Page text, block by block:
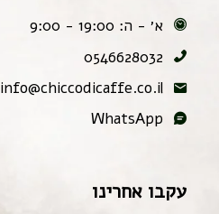
א׳ - ה: 19:00 - 9:00
0546628032
info@chiccodicaffe.co.il
WhatsApp
עקבו אחרינו